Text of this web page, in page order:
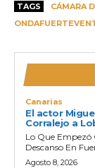
TAGS CÁMARA
Canarias
El actor
Corralejo a
Lo Que Empezó
Descanso En
Agosto 8, 2026